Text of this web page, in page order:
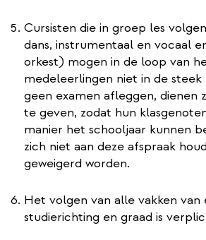
Cursisten die in groep les
dans, instrumentaal en vocaal
orkest) mogen in de loop van
medeleerlingen niet in de steek
geen examen afleggen, dienen
te geven, zodat hun
manier het schooljaar kunnen
zich niet aan deze afspraak
geweigerd worden.
Het volgen van alle vakken
studierichting en graad is